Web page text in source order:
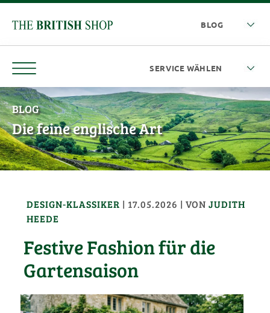
BLOG
Die feine englische Art
DESIGN-KLASSIKER | 17.05.2026 | VONJUDITH
HEEDE
Festive Fashion für die
Gartensaison